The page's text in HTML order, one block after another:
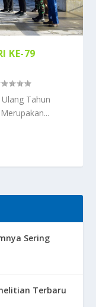
KE-79
Tahun
Sering
Terbaru